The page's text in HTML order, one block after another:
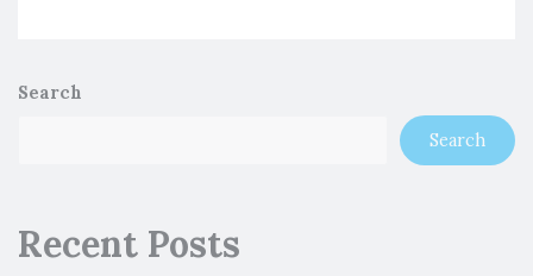
Search
Search
Recent Posts